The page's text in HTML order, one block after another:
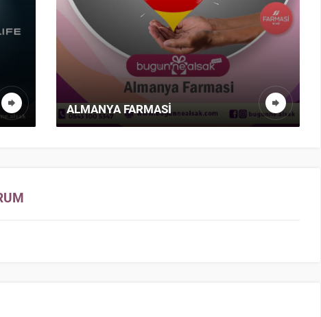
ALMANYA FARMASI